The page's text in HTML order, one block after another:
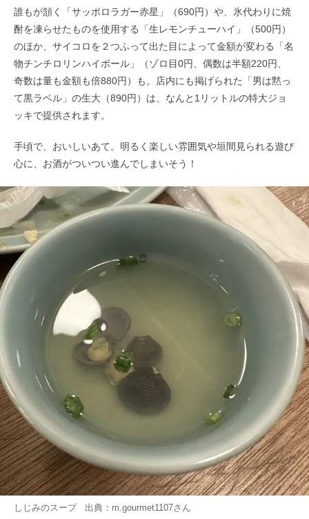
誰もが頷く「サッポロラガー赤星」（690円）や、氷代わりに焼
酎を凍らせたものを使用する「生レモンチューハイ」（500円）
のほか、サイコロを２つふって出た目によって金額が変わる「名
物チンチロリンハイボール」（ゾロ目0円、偶数は半額220円、
奇数は量も金額も倍880円）も。店内にも掲げられた「男は黙っ
て黒ラベル」の生大（890円）は、なんと1リットルの特大ジョ
ッキで提供されます。
手頃で、おいしいあて。明るく楽しい雰囲気や垣間見られる遊び
心に、お酒がついつい進んでしまいそう！
しじみのスープ 出典： m.gourmet1107さん